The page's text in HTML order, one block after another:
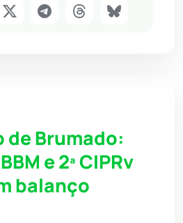
de Brumado:
e 2ª CIPRv
balanço